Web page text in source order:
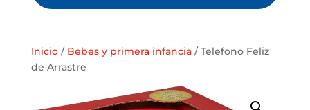
Inicio/ Bebes y primera infancia/ Telefono Feliz
de Arrastre